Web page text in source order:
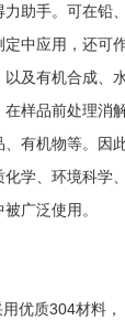
助手。可在铅
中应用，还可
及有机合成、
样品前处理消
有机物等。因
学、环境科学
广泛使用。
优质304材料